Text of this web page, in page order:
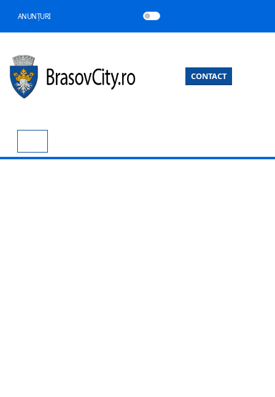
ANUNȚURI
CONTACT